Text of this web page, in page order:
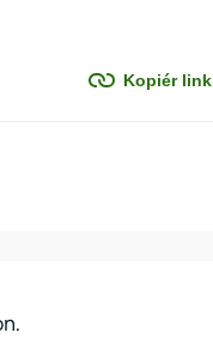
Kopiér link